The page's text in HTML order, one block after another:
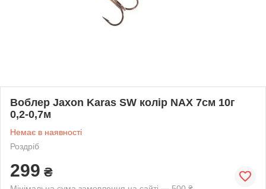
Воблер Jaxon Karas SW колір NAX 7см 10г
0,2-0,7м
Немає в наявності
Роздріб
299 ₴